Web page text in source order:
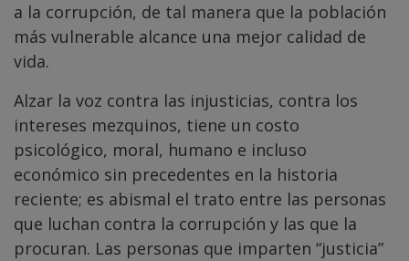
a la corrupción, de tal manera que la población
más vulnerable alcance una mejor calidad de
vida.
Alzar la voz contra las injusticias, contra los
intereses mezquinos, tiene un costo
psicológico, moral, humano e incluso
económico sin precedentes en la historia
reciente; es abismal el trato entre las personas
que luchan contra la corrupción y las que la
procuran. Las personas que imparten “justicia”